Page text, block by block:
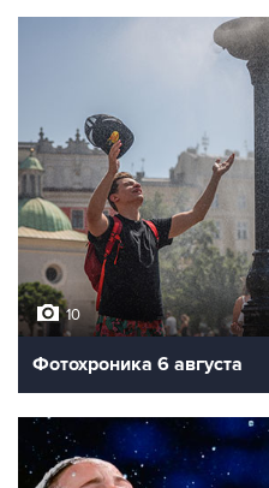
10
Фотохроника 6 августа